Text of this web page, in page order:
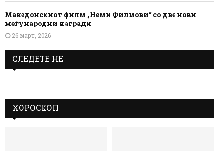
Македонскиот филм „Неми Филмови“ со две нови
меѓународни награди
26 март, 2026
СЛЕДЕТЕ НЕ
ХОРОСКОП